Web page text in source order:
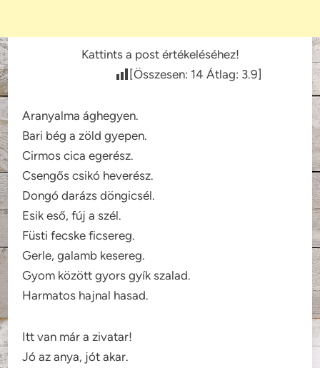
Kattints a post értékeléséhez!
[Összesen: 14 Átlag: 3.9]
Aranyalma ághegyen.
Bari bég a zöld gyepen.
Cirmos cica egerész.
Csengős csikó heverész.
Dongó darázs döngicsél.
Esik eső, fúj a szél.
Füsti fecske ficsereg.
Gerle, galamb kesereg.
Gyom között gyors gyík szalad.
Harmatos hajnal hasad.
Itt van már a zivatar!
Jó az anya, jót akar.